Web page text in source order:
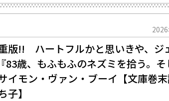
版!! ハートフルかと思いきや、ジ
『83歳、もふもふのネズミを拾う。
イモン・ヴァン・ブーイ【文庫巻
子】